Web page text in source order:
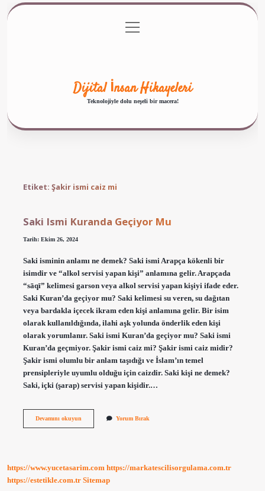
Gizlilik Politikası
menüyü
aç
Dijital İnsan Hikayeleri
Teknolojiyle dolu neşeli bir macera!
Etiket: Şakir ismi caiz mi
Saki Ismi Kuranda Geçiyor Mu
Tarih: Ekim 26, 2024
Saki isminin anlamı ne demek? Saki ismi Arapça kökenli bir
isimdir ve “alkol servisi yapan kişi” anlamına gelir. Arapçada
“sāqī” kelimesi garson veya alkol servisi yapan kişiyi ifade eder.
Saki Kuran’da geçiyor mu? Saki kelimesi su veren, su dağıtan
veya bardakla içecek ikram eden kişi anlamına gelir. Bir isim
olarak kullanıldığında, ilahi aşk yolunda önderlik eden kişi
olarak yorumlanır. Saki ismi Kuran’da geçiyor mu? Saki ismi
Kuran’da geçmiyor. Şakir ismi caiz mi? Şakir ismi caiz midir?
Şakir ismi olumlu bir anlam taşıdığı ve İslam’ın temel
prensipleriyle uyumlu olduğu için caizdir. Saki kişi ne demek?
Saki, içki (şarap) servisi yapan kişidir.…
Devamını okuyunSaki
Yorum Bırak
https://www.yucetasarim.com https://markatescilisorgulama.com.tr
https://estetikle.com.tr Sitemap